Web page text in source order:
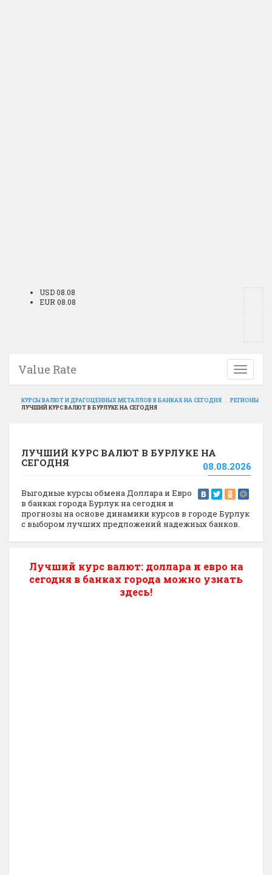
USD 08.08
EUR 08.08
Toggle
Value Rate
КУРСЫ ВАЛЮТ И ДРАГОЦЕННЫХ МЕТАЛЛОВ В БАНКАХ НА СЕГОДНЯ
РЕГИОНЫ
ЛУЧШИЙ КУРС ВАЛЮТ В БУРЛУКЕ НА СЕГОДНЯ
ЛУЧШИЙ КУРС ВАЛЮТ В БУРЛУКЕ НА
СЕГОДНЯ
08.08.2026
Выгодные курсы обмена Доллара и Евро
в банках города Бурлук на сегодня и
прогнозы на основе динамики курсов в городе Бурлук
с выбором лучших предложений надежных банков.
Лучший курс валют: доллара и евро на
сегодня в банках города можно узнать
здесь!